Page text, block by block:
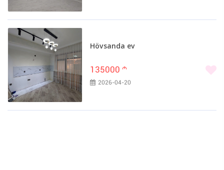
Hövsanda ev
135000 m
2026-04-20